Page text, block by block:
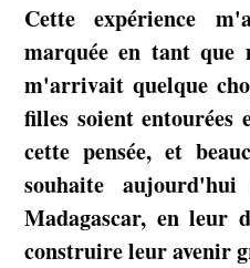
Cette expérience
marquée en tant
m'arrivait quelque
filles soient entourées
cette pensée, et
souhaite
Madagascar, en leur
construire leur avenir